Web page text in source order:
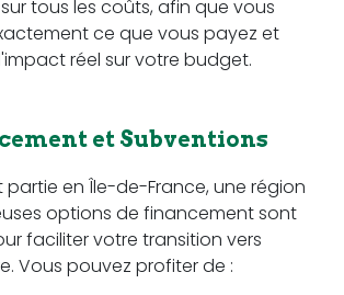
tous les coûts, afin que vous
ce que vous payez et
réel sur votre budget.
et Subventions
partie en Île-de-France, une région
options de financement sont
faciliter votre transition vers
Vous pouvez profiter de :